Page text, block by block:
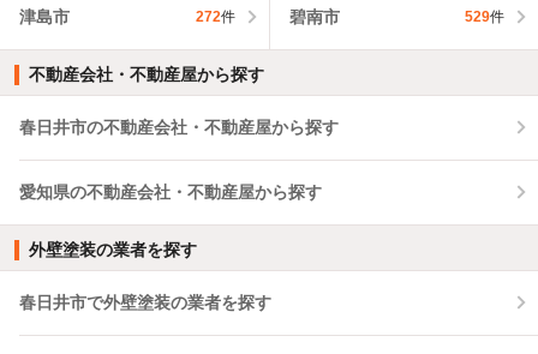
津島市 272件 碧南市 529件
不動産会社・不動産屋から探す
春日井市の不動産会社・不動産屋から探す
愛知県の不動産会社・不動産屋から探す
外壁塗装の業者を探す
春日井市で外壁塗装の業者を探す